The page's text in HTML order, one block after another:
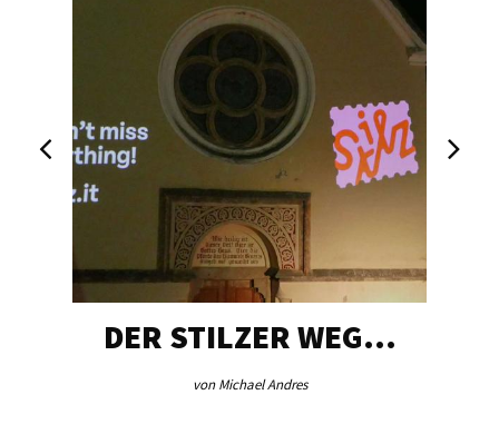
DER STILZER WEG…
von Michael Andres